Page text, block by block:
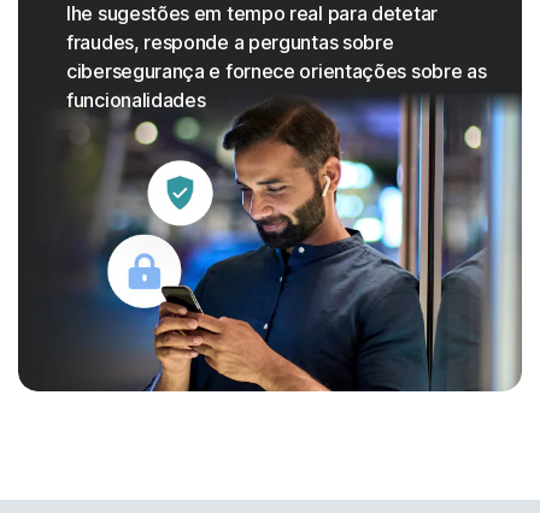
lhe sugestões em tempo real para detetar
fraudes, responde a perguntas sobre
cibersegurança e fornece orientações sobre as
funcionalidades